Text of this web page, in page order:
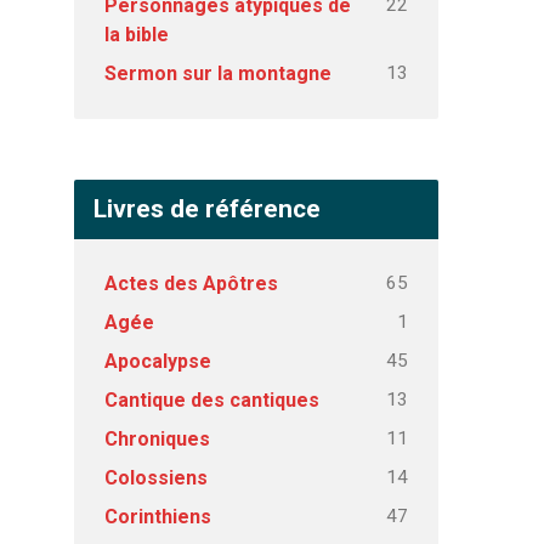
Personnages atypiques de
la bible
22
Sermon sur la montagne 13
Livres de référence
Actes des Apôtres 65
Agée 1
Apocalypse 45
Cantique des cantiques 13
Chroniques 11
Colossiens 14
Corinthiens 47